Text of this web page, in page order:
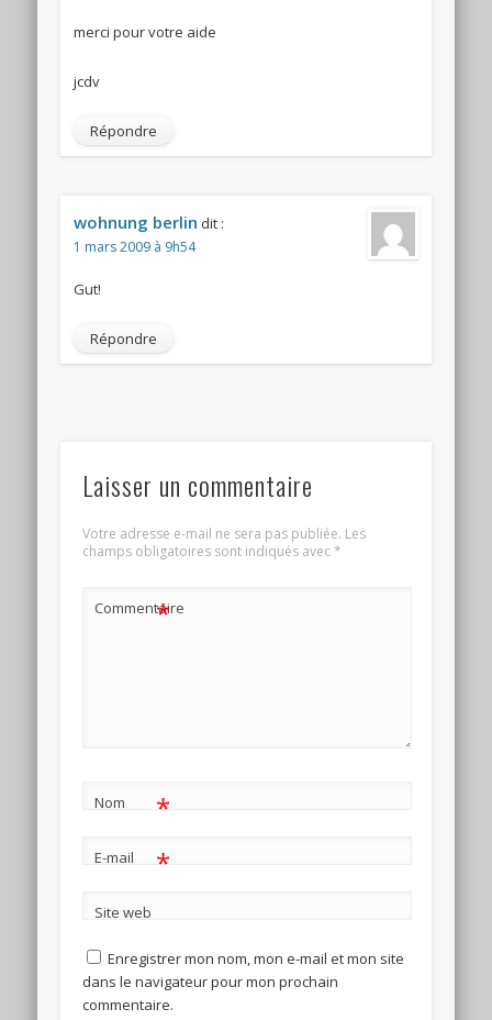
merci pour votre aide
jcdv
Répondre
wohnung berlin dit :
1 mars 2009 à 9h54
Gut!
Répondre
Laisser un commentaire
Votre adresse e-mail ne sera pas publiée. Les
champs obligatoires sont indiqués avec*
Commentaire
*
Nom *
E-mail *
Site web
Enregistrer mon nom, mon e-mail et mon site
dans le navigateur pour mon prochain
commentaire.